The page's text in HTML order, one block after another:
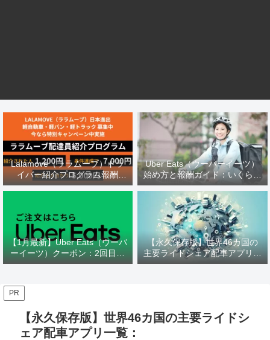
Lalamove（ララムーブ）ドラ
イバー紹介プログラム報酬
5000円：条件達成で8200円ボ
Uber Eats（ウーバーイーツ）
始め方と報酬ガイド：いくら稼
げる？配達バッグは？徹底解説
【1月最新】Uber Eats（ウーバ
ーイーツ）クーポン：2回目以
降、マクドナルド、ケンタッキ
【永久保存版】世界46カ国の
主要ライドシェア配車アプリ一
覧：
PR
【永久保存版】世界46カ国の主要ライドシ
ェア配車アプリ一覧：